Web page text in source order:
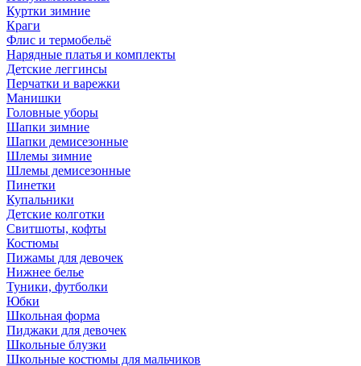
Куртки зимние
Краги
Флис и термобельё
Нарядные платья и комплекты
Детские леггинсы
Перчатки и варежки
Манишки
Головные уборы
Шапки зимние
Шапки демисезонные
Шлемы зимние
Шлемы демисезонные
Пинетки
Купальники
Детские колготки
Свитшоты, кофты
Костюмы
Пижамы для девочек
Нижнее белье
Туники, футболки
Юбки
Школьная форма
Пиджаки для девочек
Школьные блузки
Школьные костюмы для мальчиков